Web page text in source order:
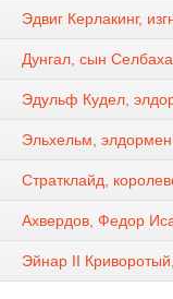
Эдвиг Керлакинг,
Дунгал, сын
Эдульф Кудел,
Эльхельм,
Стратклайд,
Ахвердов, Федор
Эйнар II